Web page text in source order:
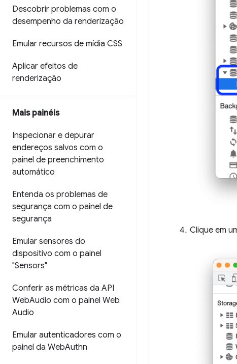
Descobrir problemas com o
desempenho da renderização
Emular recursos de mídia CSS
Aplicar efeitos de
renderização
Mais painéis
Inspecionar e depurar
endereços salvos com o
painel de preenchimento
automático
Entenda os problemas de
segurança com o painel de
segurança
Emular sensores do
dispositivo com o painel
"Sensors"
Conferir as métricas da API
WebAudio com o painel Web
Audio
Emular autenticadores com o
painel da WebAuthn
Clique em